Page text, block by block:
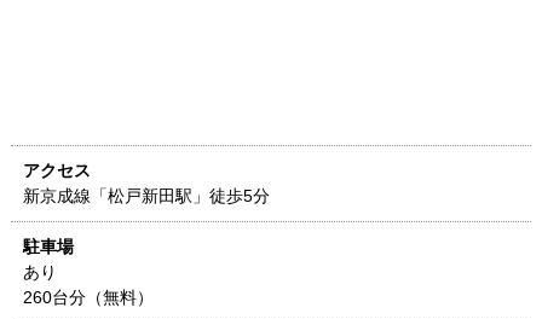
アクセス
新京成線「松戸新田駅」徒歩5分
駐車場
あり
260台分（無料）